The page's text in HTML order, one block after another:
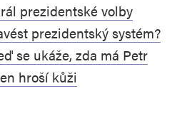
prezidentské volby
prezidentský systém?
se ukáže, zda má Petr
hroší kůži